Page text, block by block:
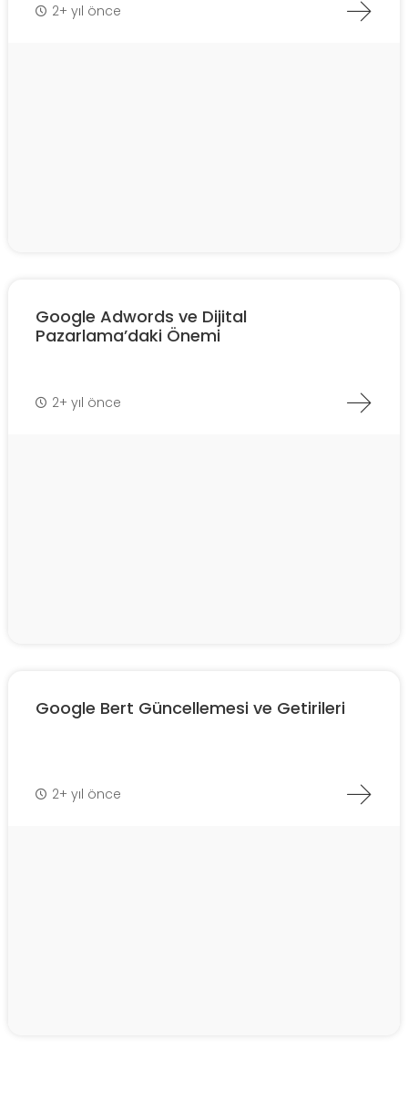
2+ yıl önce
Google Adwords ve Dijital
Pazarlama’daki Önemi
2+ yıl önce
Google Bert Güncellemesi ve Getirileri
2+ yıl önce